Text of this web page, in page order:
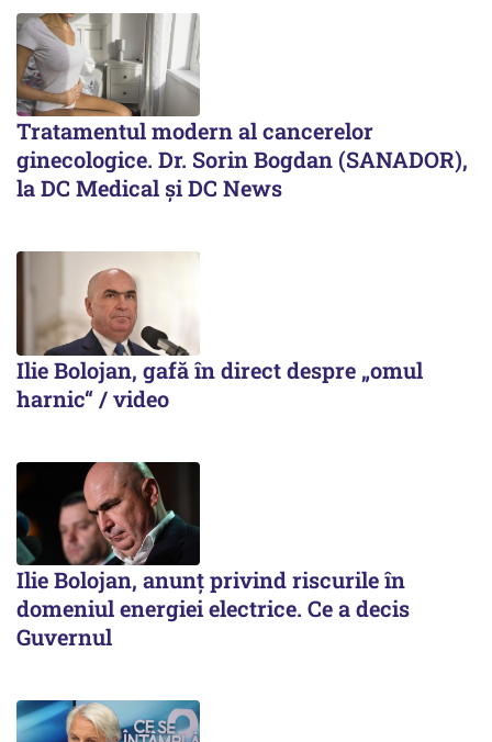
Tratamentul modern al cancerelor
ginecologice. Dr. Sorin Bogdan (SANADOR),
la DC Medical și DC News
Ilie Bolojan, gafă în direct despre „omul
harnic“ / video
Ilie Bolojan, anunț privind riscurile în
domeniul energiei electrice. Ce a decis
Guvernul